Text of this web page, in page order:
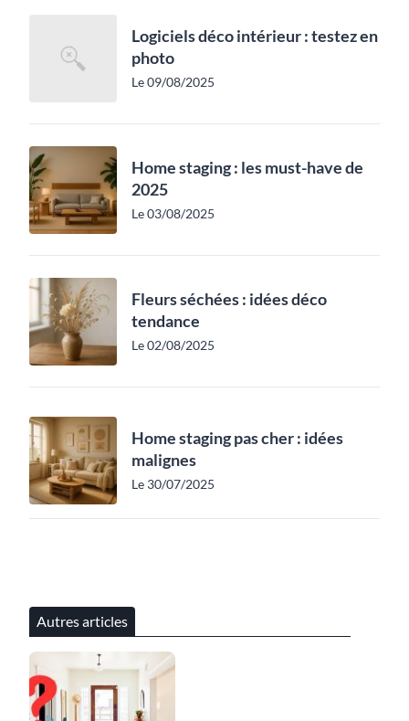
Logiciels déco intérieur : testez en
photo
Le 09/08/2025
Home staging : les must-have de
2025
Le 03/08/2025
Fleurs séchées : idées déco
tendance
Le 02/08/2025
Home staging pas cher : idées
malignes
Le 30/07/2025
Autres articles